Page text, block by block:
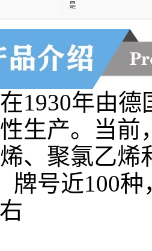
是
1930年由德
生产。当
、聚氯乙
牌号近100